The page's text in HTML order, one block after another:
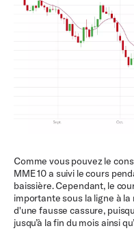
Comme vous pouvez le
MME 10 a suivi le cours
baissière. Cependant, le
importante sous la ligne à la
d'une fausse cassure,
jusqu’à la fin du mois ainsi